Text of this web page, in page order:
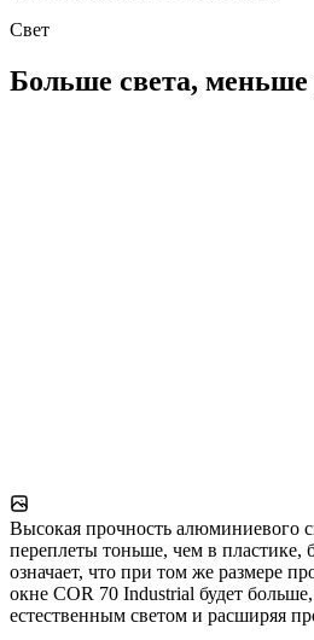
Свет
Больше света,
Высокая прочность алюминиевого
переплеты тоньше, чем в пластике,
означает, что при том же размере
окне COR 70 Industrial будет
естественным светом и расширяя